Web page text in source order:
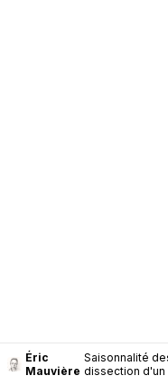
Éric
Mauvière
Saisonnalité
dissection d'un